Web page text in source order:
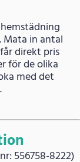
in antal
direkt pris
för de olika
med det
556758-8222)